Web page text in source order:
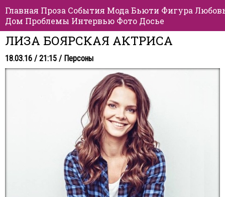
Главная Проза События Мода Бьюти Фигура
Дом Проблемы Интервью Фото Досье
ЛИЗА БОЯРСКАЯ АКТРИСА
18.03.16 / 21:15 / Персоны